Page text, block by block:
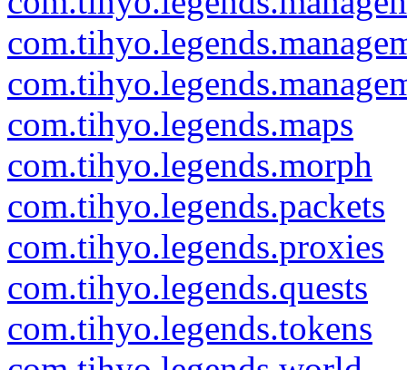
com.tihyo.legends.maps
com.tihyo.legends.morph
com.tihyo.legends.packets
com.tihyo.legends.proxies
com.tihyo.legends.quests
com.tihyo.legends.tokens